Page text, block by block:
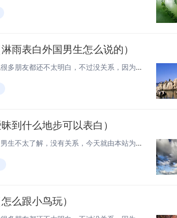
雨表白外国男生怎么说的）
大家好，关于淋雨表白外国男生怎么说很多朋友都还不太明白，不过没关系，因为今天小编就来为大家分享关于淋雨表白外国男生怎么说的的知识点，相信应该可以解决大家的一些困惑和问题，如果碰巧可以解决您的问题，还望关注下本站哦，希望对各位有所帮助！ 英国...
到什么地步可以表白）
大家好，如果您还对暧昧期间怎么表白男生不太了解，没有关系，今天就由本站为大家分享暧昧期间怎么表白男生的知识，包括暧昧到什么地步可以表白的问题都会给大家分析到，还望可以解决大家的问题，下面我们就开始吧！ 暧昧期女生怎么撩男生 装的坚强一点，但...
么跟小鸟玩）